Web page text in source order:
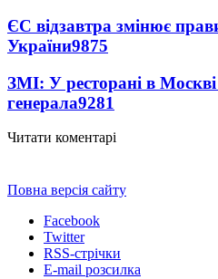
ЄС відзавтра змінює
України9875
ЗМІ: У ресторані в
генерала9281
Читати коментарі
Повна версія сайту
Facebook
Twitter
RSS-стрічки
E-mail розсилка